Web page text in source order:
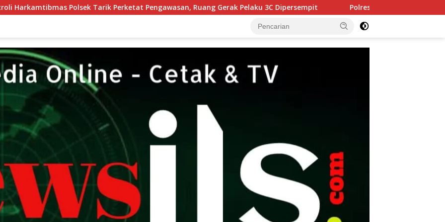
Perketat Pengawasan, Ruang Gerak Pelaku 3C Dipersempit Polres Pasuruan Tegaskan Penanganan Kasus Laka